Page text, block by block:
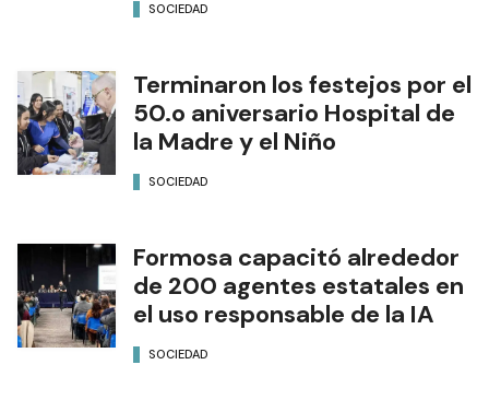
SOCIEDAD
Terminaron los festejos por el
50.o aniversario Hospital de
la Madre y el Niño
SOCIEDAD
Formosa capacitó alrededor
de 200 agentes estatales en
el uso responsable de la IA
SOCIEDAD